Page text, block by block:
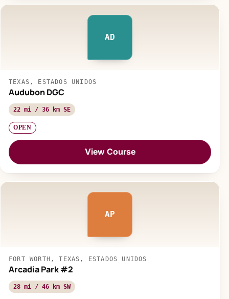
AD
TEXAS, ESTADOS UNIDOS
Audubon DGC
22 mi / 36 km SE
OPEN
View Course
AP
FORT WORTH, TEXAS, ESTADOS UNIDOS
Arcadia Park #2
28 mi / 46 km SW